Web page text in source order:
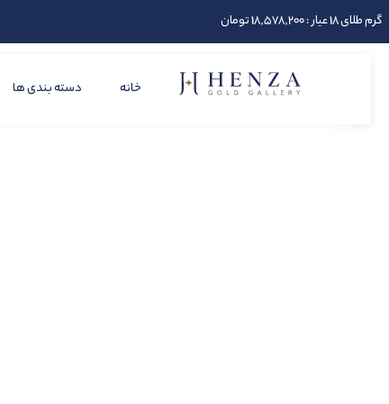
گرم طلای 18 عیار : 18,578,200 تومان
خانه دسته بندی ها